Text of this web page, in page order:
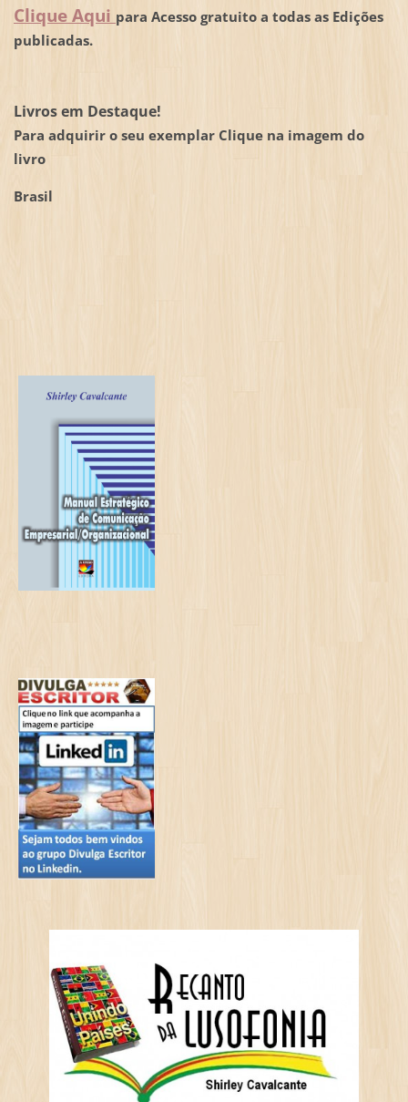
Clique Aqui para Acesso gratuito a todas as Edições
publicadas.
Livros em Destaque!
Para adquirir o seu exemplar Clique na imagem do
livro
Brasil